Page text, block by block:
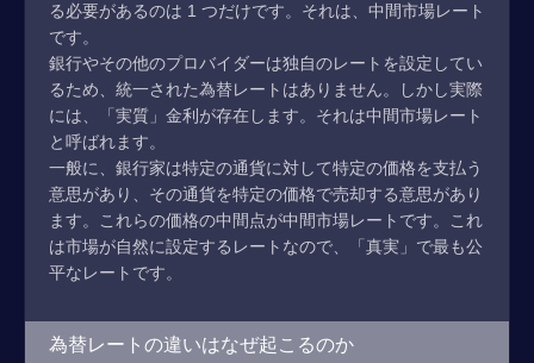
る必要があるのは 1 つだけです。それは、中間市場レート
です。
銀行やその他のプロバイダーは独自のレートを設定してい
るため、統一された為替レートはありません。しかし実際
には、「実質」金利が存在します。それは中間市場レート
と呼ばれます。
一般に、銀行家は特定の通貨に対して特定の価格を支払う
意思があり、その通貨を特定の価格で売却する意思があり
ます。これらの価格の中間点が中間市場レートです。これ
は市場が自然に設定するレートなので、「真実」で最も公
平なレートです。
為替レートの違いはなぜ起こるのか